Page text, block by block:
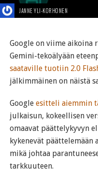
JANNE YLI-KORHONEN
Google on viime
Gemini-tekoälyään
saataville tuotiin 2.0
jälkimmäinen on näistä
Google esitteli aiemmin
julkaisun, kokeellisen
omaavat päättelykyvyn
kykenevät päättelemään
mikä johtaa
tarkkuuteen.